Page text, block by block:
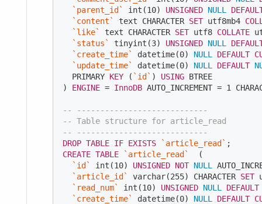
`parent_id`
int (10) UNSIGNED NULL
`content`
text CHARACTER SET utf8mb4
`like`
text CHARACTER SET utf8 COLLATE
`status`
tinyint(3) UNSIGNED NULL
`create_time`
datetime(0) NULL DEFAULT
`update_time`
datetime(0) NULL DEFAULT
  PRIMARY
KEY ( `id` ) USING BTREE
) ENGINE = InnoDB AUTO_INCREMENT = 1
-- ----------------------------
-- Table structure for article_read
-- ----------------------------
DROP TABLE IF EXISTS `article_read`
CREATE TABLE `article_read`
  (
`id`
int (10) UNSIGNED NOT NULL
`article_id`
varchar(255) CHARACTER SET
`read_num`
int (10) UNSIGNED NULL
DEFAULT
`create_time`
datetime(0) NULL DEFAULT